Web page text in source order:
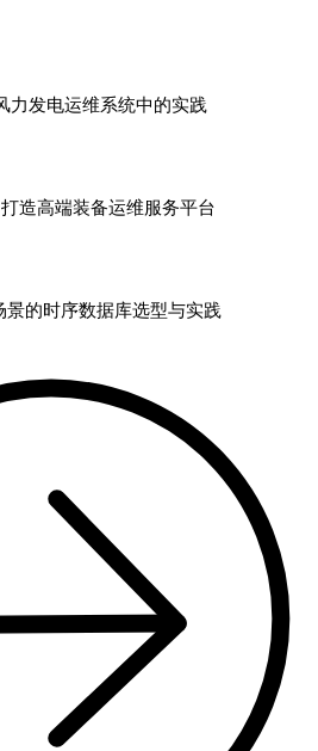
力发电运维系统中的实践
造高端装备运维服务平台
景的时序数据库选型与实践